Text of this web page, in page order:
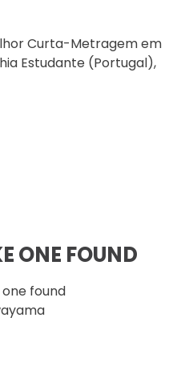
Curta-Metragem em
Estudante (Portugal),
ONE FOUND
found